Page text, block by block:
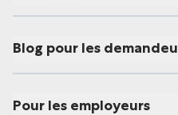
Blog pour les
Pour les employeurs